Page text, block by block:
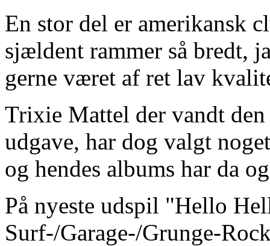
En stor del er amerikansk
sjældent rammer så bredt,
gerne været af ret lav
Trixie Mattel der vandt
udgave, har dog valgt
og hendes albums har da
På nyeste udspil "Hello
Surf-/Garage-/Grunge-